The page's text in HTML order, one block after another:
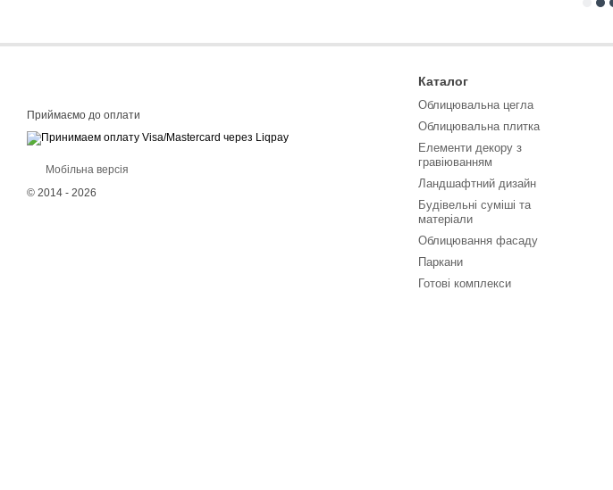
Приймаємо до оплати
Мобільна версія
© 2014 - 2026
Каталог
Облицювальна цегла
Облицювальна плитка
Елементи декору з
гравіюванням
Ландшафтний дизайн
Будівельні суміші та
матеріали
Облицювання фасаду
Паркани
Готові комплекси